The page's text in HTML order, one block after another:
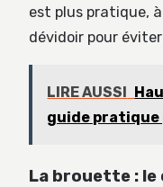
est plus pratique,
dévidoir pour
LIRE AUSSI
guide pratique
La brouette : le